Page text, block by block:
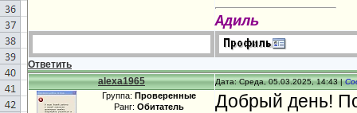
Адиль
Ответить
alexa1965
Дата: Среда, 05.03.2025, 14:43 |
Группа: Проверенные
Ранг: Обитатель
Добрый день!